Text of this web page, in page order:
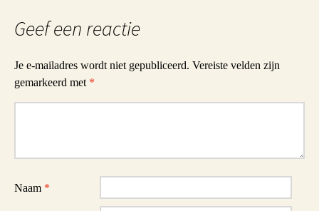
Geef een reactie
Je e-mailadres wordt niet gepubliceerd. Vereiste velden zijn
gemarkeerd met *
Naam *